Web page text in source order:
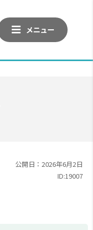
メニュー
公開日：2026年6月2日
ID:19007